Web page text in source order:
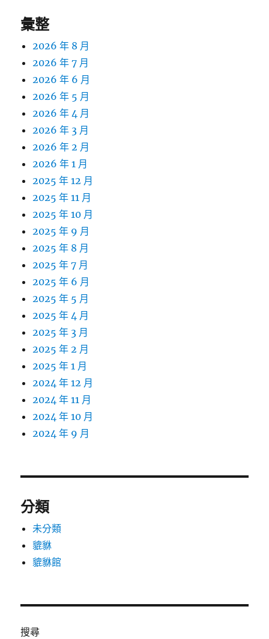
彙整
2026 年 8 月
2026 年 7 月
2026 年 6 月
2026 年 5 月
2026 年 4 月
2026 年 3 月
2026 年 2 月
2026 年 1 月
2025 年 12 月
2025 年 11 月
2025 年 10 月
2025 年 9 月
2025 年 8 月
2025 年 7 月
2025 年 6 月
2025 年 5 月
2025 年 4 月
2025 年 3 月
2025 年 2 月
2025 年 1 月
2024 年 12 月
2024 年 11 月
2024 年 10 月
2024 年 9 月
分類
未分類
貔貅
貔貅館
搜尋